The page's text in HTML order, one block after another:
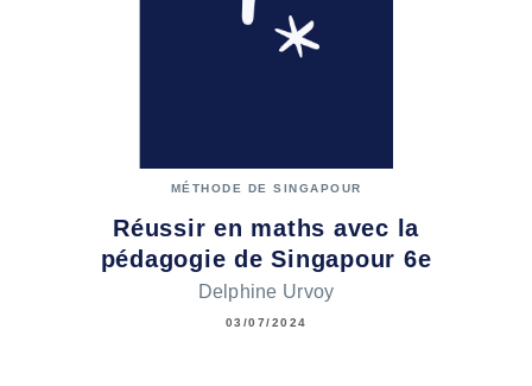
MÉTHODE DE SINGAPOUR
Réussir en maths avec la
pédagogie de Singapour 6e
Delphine Urvoy
03/07/2024